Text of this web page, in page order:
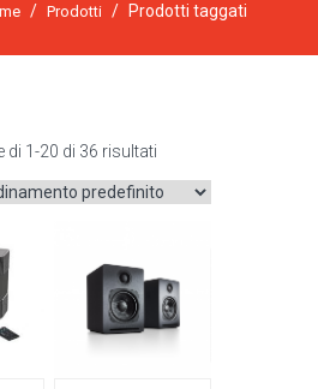
ONLINE
/ Prodotti /
Prodotti taggati
di 1-20 di 36 risultati